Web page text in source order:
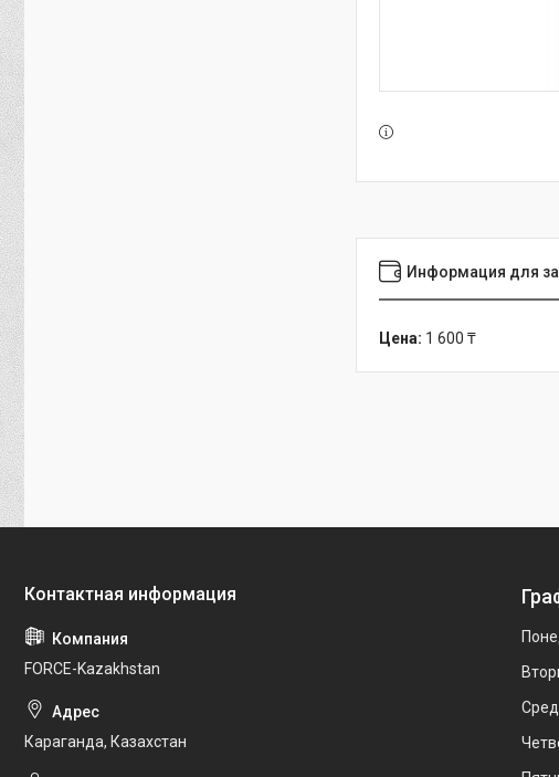
Информация для
Цена: 1 600 ₸
FORCE-Kazakhstan
Караганда, Казахстан